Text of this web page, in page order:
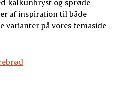
kalkunbryst og sprøde
af inspiration til både
varianter på vores temaside